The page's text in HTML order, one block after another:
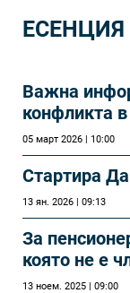
ЕСЕНЦИЯ
Важна
конфликта
05 март 2026 | 10:00
Стартира
13 ян. 2026 | 09:13
За
която не е
13 ноем. 2025 | 09:00